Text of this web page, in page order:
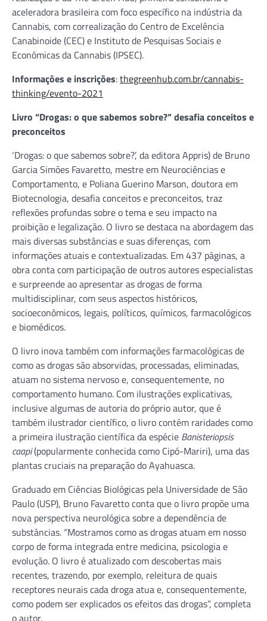
aceleradora brasileira com foco específico na indústria da
Cannabis, com correalização do Centro de Excelência
Canabinoide (CEC) e Instituto de Pesquisas Sociais e
Econômicas da Cannabis (IPSEC).
Informações e inscrições:thegreenhub.com.br/cannabis-
thinking/evento-2021
Livro “Drogas: o que sabemos sobre?” desafia conceitos e
preconceitos
‘Drogas: o que sabemos sobre?’, da editora Appris) de Bruno
Garcia Simões Favaretto, mestre em Neurociências e
Comportamento, e Poliana Guerino Marson, doutora em
Biotecnologia, desafia conceitos e preconceitos, traz
reflexões profundas sobre o tema e seu impacto na
proibição e legalização. O livro se destaca na abordagem das
mais diversas substâncias e suas diferenças, com
informações atuais e contextualizadas. Em 437 páginas, a
obra conta com participação de outros autores especialistas
e surpreende ao apresentar as drogas de forma
multidisciplinar, com seus aspectos históricos,
socioeconômicos, legais, políticos, químicos, farmacológicos
e biomédicos.
O livro inova também com informações farmacológicas de
como as drogas são absorvidas, processadas, eliminadas,
atuam no sistema nervoso e, consequentemente, no
comportamento humano. Com ilustrações explicativas,
inclusive algumas de autoria do próprio autor, que é
também ilustrador científico, o livro contém raridades como
a primeira ilustração científica da espécie Banisteriopsis
caapi(popularmente conhecida como Cipó-Mariri), uma das
plantas cruciais na preparação do Ayahuasca.
Graduado em Ciências Biológicas pela Universidade de São
Paulo (USP), Bruno Favaretto conta que o livro propõe uma
nova perspectiva neurológica sobre a dependência de
substâncias. “Mostramos como as drogas atuam em nosso
corpo de forma integrada entre medicina, psicologia e
evolução. O livro é atualizado com descobertas mais
recentes, trazendo, por exemplo, releitura de quais
receptores neurais cada droga atua e, consequentemente,
como podem ser explicados os efeitos das drogas”, completa
o autor.